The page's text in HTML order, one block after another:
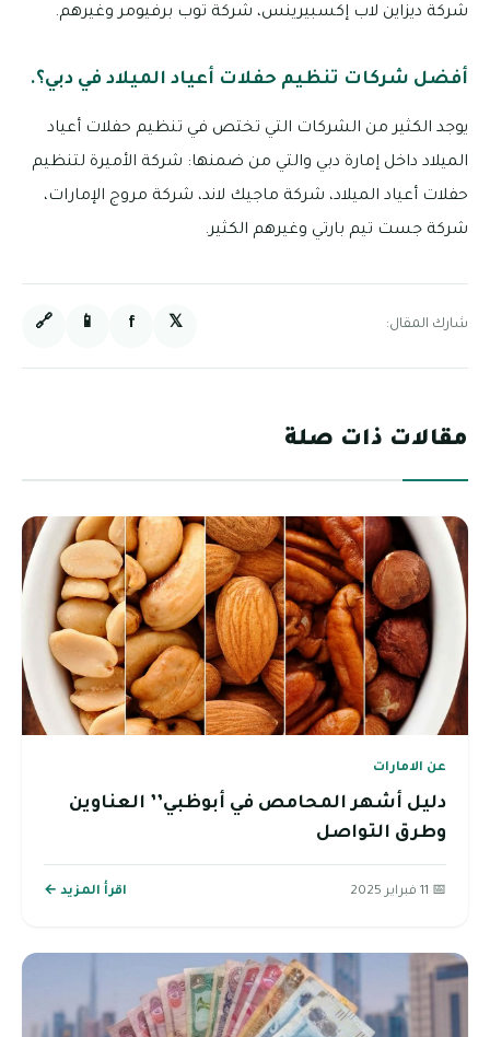
شركة ديزاين لاب إكسبيرينس، شركة توب برفيومر وغيرهم.
أفضل شركات تنظيم حفلات أعياد الميلاد في دبي؟.
يوجد الكثير من الشركات التي تختص في تنظيم حفلات أعياد
الميلاد داخل إمارة دبي والتي من ضمنها: شركة الأميرة لتنظيم
حفلات أعياد الميلاد، شركة ماجيك لاند، شركة مروج الإمارات،
شركة جست تيم بارتي وغيرهم الكثير.
شارك المقال: 𝕏
f
📱
🔗
مقالات ذات صلة
عن الامارات
دليل أشهر المحامص في أبوظبي’’ العناوين
وطرق التواصل
📅 11 فبراير 2025 اقرأ المزيد ←